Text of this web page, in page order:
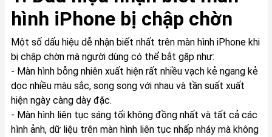
hình iPhone bị chập chờn
Một số dấu hiệu dễ nhận biết nhất trên màn hình iPhone khi
bị chập chờn mà người dùng có thể bắt gặp như:
- Màn hình bỗng nhiên xuất hiện rất nhiều vạch kẻ ngang kẻ
dọc nhiều màu sắc, song song với nhau và tần suất xuất
hiện ngày càng dày đặc.
- Màn hình liên tục sáng tối không đồng nhất và tất cả các
hình ảnh, dữ liệu trên màn hình liên tục nhấp nháy mà không